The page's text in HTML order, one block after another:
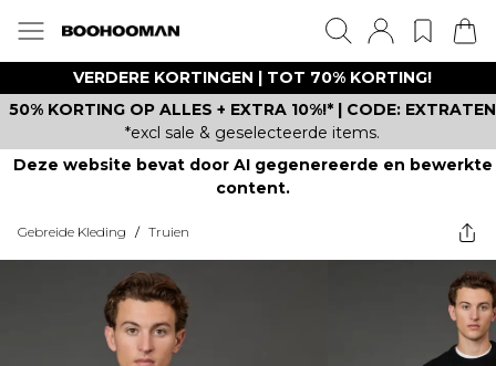
VERDERE KORTINGEN | TOT 70% KORTING!
50% KORTING OP ALLES + EXTRA 10%!* | CODE: EXTRATEN
*excl sale & geselecteerde items.
Deze website bevat door AI gegenereerde en bewerkte
content.
Gebreide Kleding / Truien